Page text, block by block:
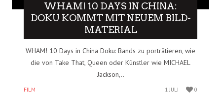
WHAM! 10 DAYS IN CHINA:
DOKU KOMMT MIT NEUEM BILD-
MATERIAL
WHAM! 10 Days in China Doku: Bands zu porträtieren, wie
die von Take That, Queen oder Künstler wie MICHAEL
Jackson,..
FILM 1 JULI 0